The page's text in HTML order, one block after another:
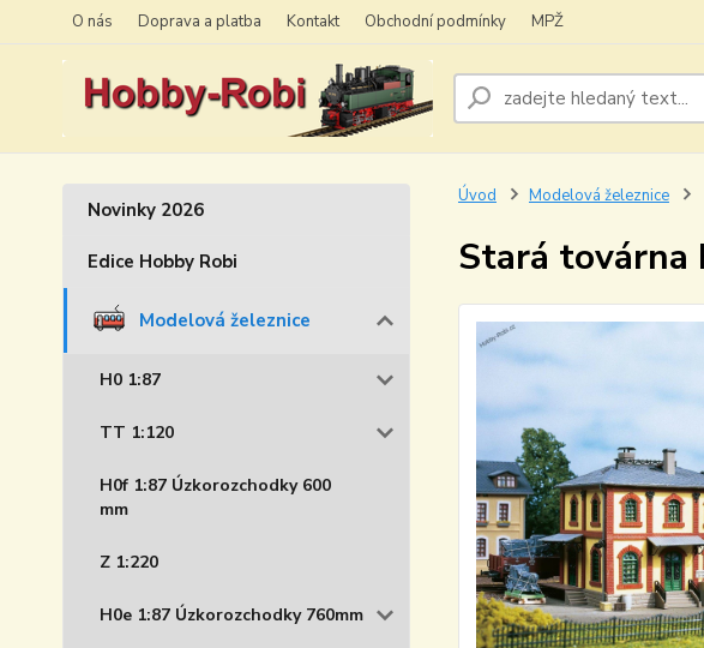
O nás Doprava a platba Kontakt Obchodní podmínky MPŽ
Novinky 2026
Edice Hobby Robi
Modelová železnice
H0 1:87
TT 1:120
H0f 1:87 Úzkorozchodky 600
mm
Z 1:220
H0e 1:87 Úzkorozchodky 760mm
Úvod Modelová železnice
Stará továrna